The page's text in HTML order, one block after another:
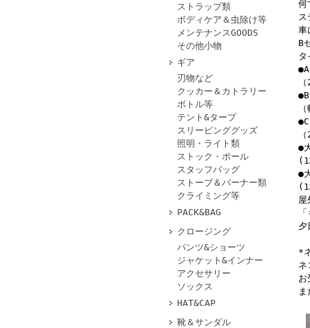
ストラップ類
ボディケア＆虫除け等
メンテナンスGOODS
その他小物
ギア
刃物など
クッカー＆カトラリー
ボトル等
テント&タープ
スリーピンググッズ
照明・ライト類
ストック・ポール
スタッフバッグ
ストーブ＆バーナー類
クライミング等
PACK&BAG
クロージング
パンツ&ショーツ
ジャケット&インナー
アクセサリー
ソックス
HAT&CAP
靴＆サンダル
何
ス
車
B
タ
●
(1
●
(1
屋
夕
*
ネ
お